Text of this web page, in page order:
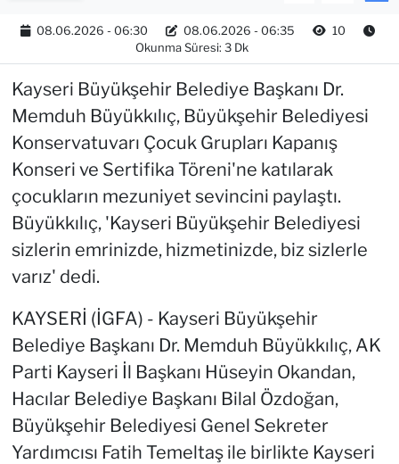
08.06.2026 - 06:30 08.06.2026 - 06:35
10
Okunma Süresi: 3 Dk
Kayseri Büyükşehir Belediye Başkanı Dr.
Memduh Büyükkılıç, Büyükşehir Belediyesi
Konservatuvarı Çocuk Grupları Kapanış
Konseri ve Sertifika Töreni'ne katılarak
çocukların mezuniyet sevincini paylaştı.
Büyükkılıç, 'Kayseri Büyükşehir Belediyesi
sizlerin emrinizde, hizmetinizde, biz sizlerle
varız' dedi.
KAYSERİ (İGFA) - Kayseri Büyükşehir
Belediye Başkanı Dr. Memduh Büyükkılıç, AK
Parti Kayseri İl Başkanı Hüseyin Okandan,
Hacılar Belediye Başkanı Bilal Özdoğan,
Büyükşehir Belediyesi Genel Sekreter
Yardımcısı Fatih Temeltaş ile birlikte Kayseri